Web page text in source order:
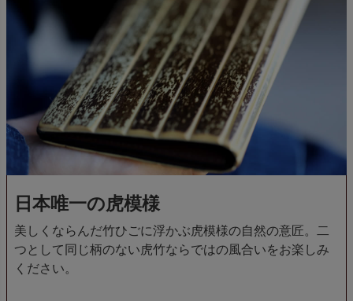
日本唯一の虎模様
美しくならんだ竹ひごに浮かぶ虎模様の自然の意匠。二
つとして同じ柄のない虎竹ならではの風合いをお楽しみ
ください。